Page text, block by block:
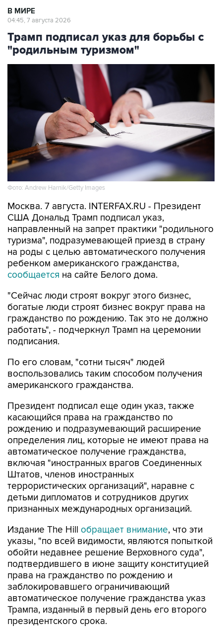
В МИРЕ
04:45, 7 августа 2026
Трамп подписал указ для борьбы с
"родильным туризмом"
Фото: Andrew Harnik/Getty Images
Москва. 7 августа. INTERFAX.RU - Президент
США Дональд Трамп подписал указ,
направленный на запрет практики "родильного
туризма", подразумевающей приезд в страну
на роды с целью автоматического получения
ребенком американского гражданства,
сообщается на сайте Белого дома.
"Сейчас люди строят вокруг этого бизнес,
богатые люди строят бизнес вокруг права на
гражданство по рождению. Так это не должно
работать", - подчеркнул Трамп на церемонии
подписания.
По его словам, "сотни тысяч" людей
воспользовались таким способом получения
американского гражданства.
Президент подписал еще один указ, также
касающийся права на гражданство по
рождению и подразумевающий расширение
определения лиц, которые не имеют права на
автоматическое получение гражданства,
включая "иностранных врагов Соединенных
Штатов, членов иностранных
террористических организаций", наравне с
детьми дипломатов и сотрудников других
признанных международных организаций.
Издание The Hill обращает внимание, что эти
указы, "по всей видимости, являются попыткой
обойти недавнее решение Верховного суда",
подтвердившего в июне защиту конституцией
права на гражданство по рождению и
заблокировавшего ограничивающий
автоматическое получение гражданства указ
Трампа, изданный в первый день его второго
президентского срока.